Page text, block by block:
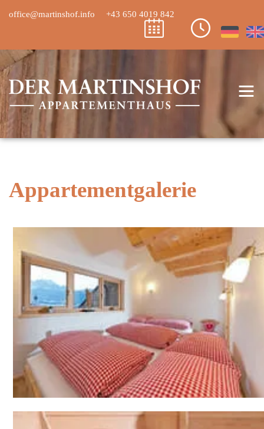
office@martinshof.info +43 650 4019 842
≡
Appartementgalerie